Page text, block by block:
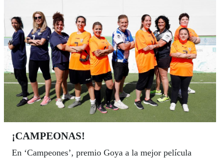
¡CAMPEONAS!
En ‘Campeones’, premio Goya a la mejor película